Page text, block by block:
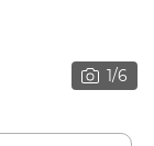
1/6